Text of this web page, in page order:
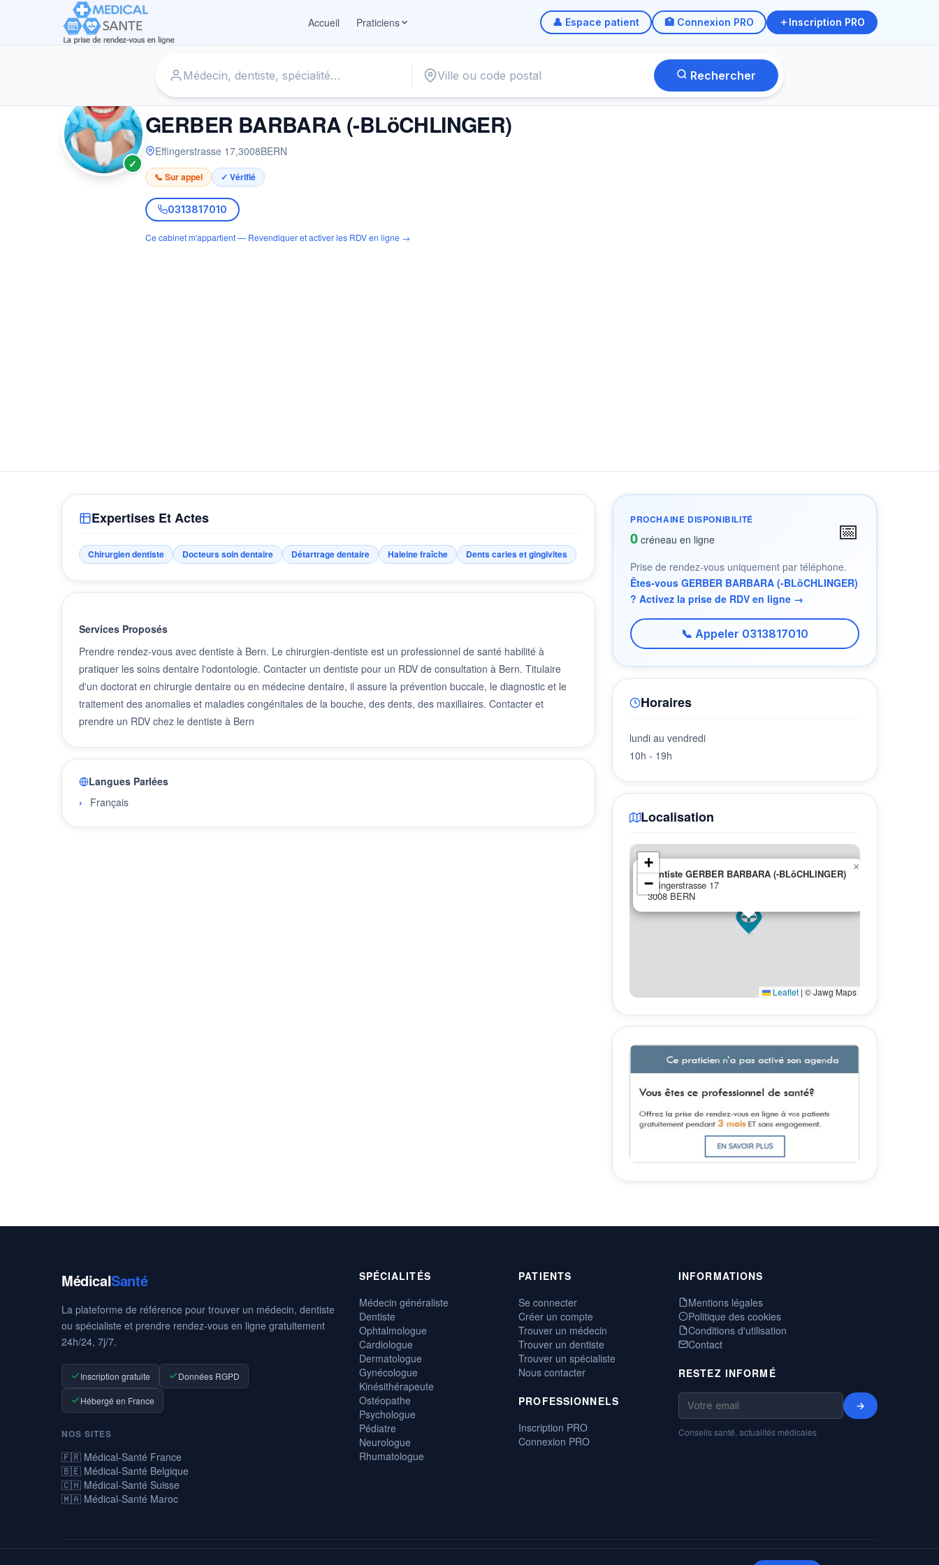
Accueil
Praticiens 👤 Espace patient 🏥 Connexion PRO Inscription PRO
Rechercher
✓
DENTISTE
GERBER BARBARA (-BLöCHLINGER)
Effingerstrasse 17,3008BERN
📞 Sur appel ✓ Vérifié
0313817010
Ce cabinet m'appartient — Revendiquer et activer les RDV en ligne →
Expertises Et Actes
Chirurgien dentiste Docteurs soin dentaire Détartrage dentaire Haleine fraîche Dents caries et gingivites
Services Proposés
Prendre rendez-vous avec dentiste à Bern. Le chirurgien-dentiste est un professionnel de santé habilité à
pratiquer les soins dentaire l'odontologie. Contacter un dentiste pour un RDV de consultation à Bern. Titulaire
d'un doctorat en chirurgie dentaire ou en médecine dentaire, il assure la prévention buccale, le diagnostic et le
traitement des anomalies et maladies congénitales de la bouche, des dents, des maxillaires. Contacter et
prendre un RDV chez le dentiste à Bern
Langues Parlées
Français
PROCHAINE DISPONIBILITÉ
0 créneau en ligne 📅
Prise de rendez-vous uniquement par téléphone.
Êtes-vous GERBER BARBARA (-BLöCHLINGER)
? Activez la prise de RDV en ligne →
📞 Appeler 0313817010
Horaires
lundi au vendredi
10h - 19h
Localisation
Dentiste GERBER BARBARA (-BLöCHLINGER)
Effingerstrasse 17
3008 BERN
×
+
−
Leaflet | © Jawg Maps
MédicalSanté
La plateforme de référence pour trouver un médecin, dentiste
ou spécialiste et prendre rendez-vous en ligne gratuitement
24h/24, 7j/7.
Inscription gratuite Données RGPD
Hébergé en France
NOS SITES
🇫🇷 Médical-Santé France
🇧🇪 Médical-Santé Belgique
🇨🇭 Médical-Santé Suisse
🇲🇦 Médical-Santé Maroc
SPÉCIALITÉS
Médecin généraliste
Dentiste
Ophtalmologue
Cardiologue
Dermatologue
Gynécologue
Kinésithérapeute
Ostéopathe
Psychologue
Pédiatre
Neurologue
Rhumatologue
PATIENTS
Se connecter
Créer un compte
Trouver un médecin
Trouver un dentiste
Trouver un spécialiste
Nous contacter
PROFESSIONNELS
Inscription PRO
Connexion PRO
INFORMATIONS
Mentions légales
Politique des cookies
Conditions d'utilisation
Contact
RESTEZ INFORMÉ
→
Conseils santé, actualités médicales